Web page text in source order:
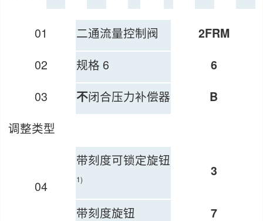
01 二通流量控制阀 2FRM
02 规格 6 6
03 不闭合压力补偿器 B
调整类型
04
带刻度可锁定旋钮
1)
3
带刻度旋钮 7